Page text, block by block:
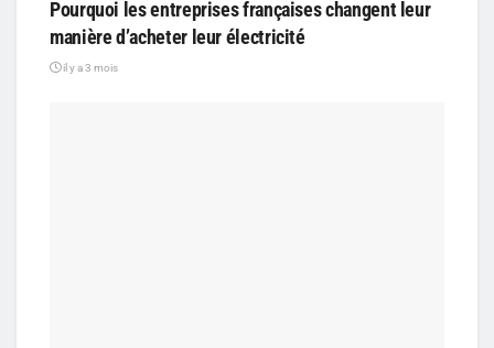
Pourquoi les entreprises françaises changent leur
manière d’acheter leur électricité
il y a 3 mois